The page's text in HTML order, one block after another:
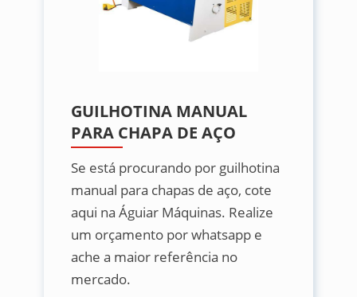
GUILHOTINA MANUAL
PARA CHAPA DE AÇO
Se está procurando por guilhotina
manual para chapas de aço, cote
aqui na Águiar Máquinas. Realize
um orçamento por whatsapp e
ache a maior referência no
mercado.